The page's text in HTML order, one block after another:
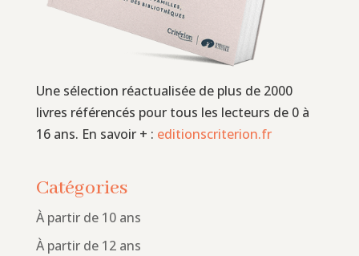
Une sélection réactualisée de plus de 2000
livres référencés pour tous les lecteurs de 0 à
16 ans. En savoir + : editionscriterion.fr
Catégories
À partir de 10 ans
À partir de 12 ans